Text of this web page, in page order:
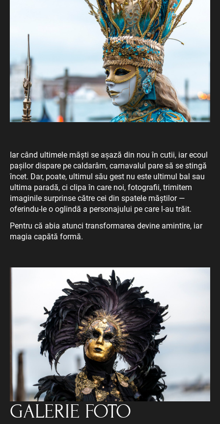
Iar când ultimele măști se așază din nou în cutii, iar ecoul
pașilor dispare pe caldarâm, carnavalul pare să se stingă
încet. Dar, poate, ultimul său gest nu este ultimul bal sau
ultima paradă, ci clipa în care noi, fotografii, trimitem
imaginile surprinse către cei din spatele măștilor —
oferindu-le o oglindă a personajului pe care l-au trăit.
Pentru că abia atunci transformarea devine amintire, iar
magia capătă formă.
GALERIE FOTO